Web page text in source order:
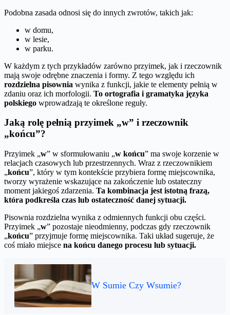
Podobna zasada odnosi się do innych zwrotów, takich jak:
w domu,
w lesie,
w parku.
W każdym z tych przykładów zarówno przyimek, jak i rzeczownik
mają swoje odrębne znaczenia i formy. Z tego względu ich
rozdzielna pisownia wynika z funkcji, jakie te elementy pełnią w
zdaniu oraz ich morfologii. To ortografia i gramatyka języka
polskiego wprowadzają te określone reguły.
Jaką rolę pełnią przyimek „w” i rzeczownik
„końcu”?
Przyimek „w” w sformułowaniu „w końcu” ma swoje korzenie w
relacjach czasowych lub przestrzennych. Wraz z rzeczownikiem
„końcu”, który w tym kontekście przybiera formę miejscownika,
tworzy wyrażenie wskazujące na zakończenie lub ostateczny
moment jakiegoś zdarzenia. Ta kombinacja jest istotną frazą,
która podkreśla czas lub ostateczność danej sytuacji.
Pisownia rozdzielna wynika z odmiennych funkcji obu części.
Przyimek „w” pozostaje nieodmienny, podczas gdy rzeczownik
„końcu” przyjmuje formę miejscownika. Taki układ sugeruje, że
coś miało miejsce na końcu danego procesu lub sytuacji.
W Sumie Czy Wsumie?